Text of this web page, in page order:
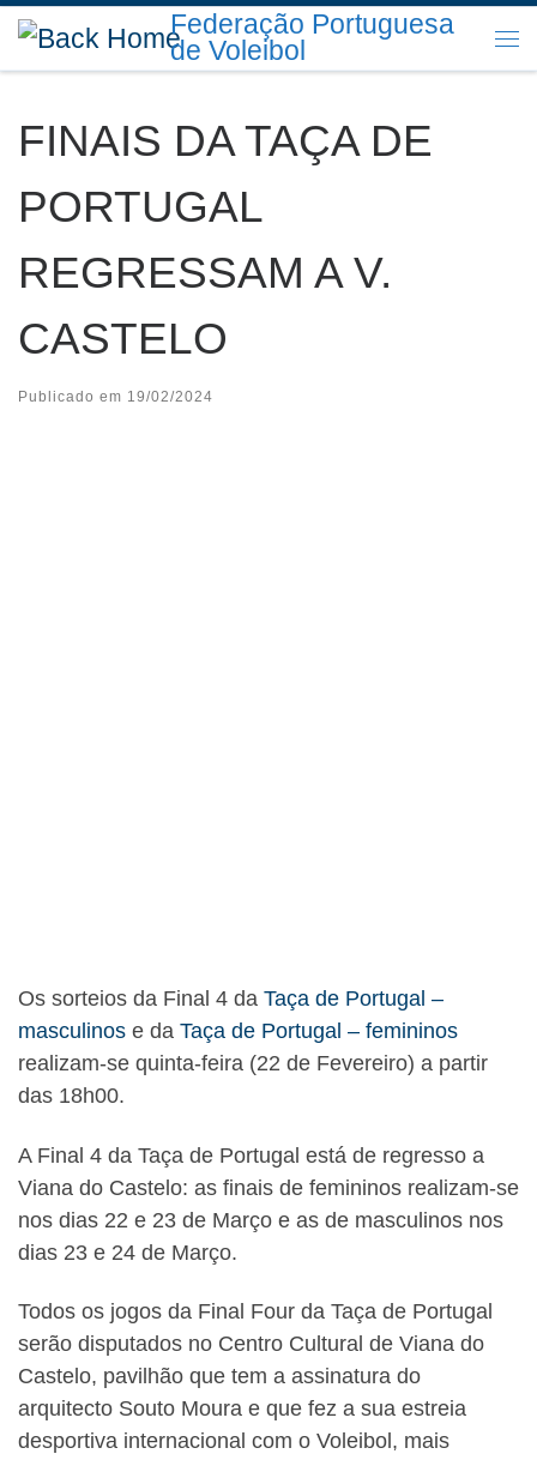
Skip to content Federação Portuguesa
de Voleibol
FINAIS DA TAÇA DE
PORTUGAL
REGRESSAM A V.
CASTELO
Publicado em 19/02/2024
Os sorteios da Final 4 da Taça de Portugal –
masculinos e da Taça de Portugal – femininos
realizam-se quinta-feira (22 de Fevereiro) a partir
das 18h00.
A Final 4 da Taça de Portugal está de regresso a
Viana do Castelo: as finais de femininos realizam-se
nos dias 22 e 23 de Março e as de masculinos nos
dias 23 e 24 de Março.
Todos os jogos da Final Four da Taça de Portugal
serão disputados no Centro Cultural de Viana do
Castelo, pavilhão que tem a assinatura do
arquitecto Souto Moura e que fez a sua estreia
desportiva internacional com o Voleibol, mais